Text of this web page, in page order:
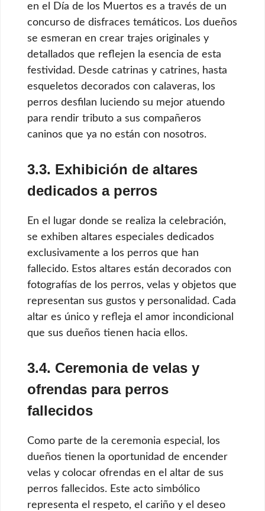
en el Día de los Muertos es a través de un
concurso de disfraces temáticos. Los dueños
se esmeran en crear trajes originales y
detallados que reflejen la esencia de esta
festividad. Desde catrinas y catrines, hasta
esqueletos decorados con calaveras, los
perros desfilan luciendo su mejor atuendo
para rendir tributo a sus compañeros
caninos que ya no están con nosotros.
3.3. Exhibición de altares
dedicados a perros
En el lugar donde se realiza la celebración,
se exhiben altares especiales dedicados
exclusivamente a los perros que han
fallecido. Estos altares están decorados con
fotografías de los perros, velas y objetos que
representan sus gustos y personalidad. Cada
altar es único y refleja el amor incondicional
que sus dueños tienen hacia ellos.
3.4. Ceremonia de velas y
ofrendas para perros
fallecidos
Como parte de la ceremonia especial, los
dueños tienen la oportunidad de encender
velas y colocar ofrendas en el altar de sus
perros fallecidos. Este acto simbólico
representa el respeto, el cariño y el deseo